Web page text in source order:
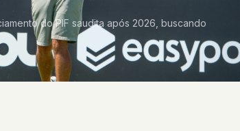
do PIF saudita após 2026, buscando